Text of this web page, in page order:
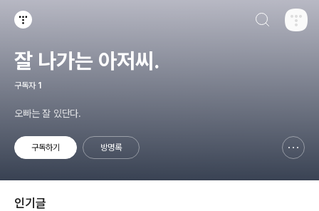
잘 나가는 아저씨.
구독자 1
오빠는 잘 있단다.
구독하기 방명록
인기글